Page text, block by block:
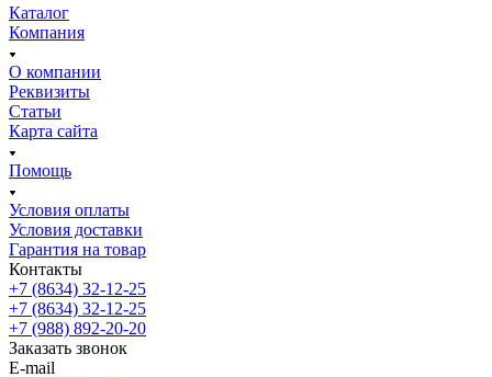
Каталог
Компания
О компании
Реквизиты
Статьи
Карта сайта
Помощь
Условия оплаты
Условия доставки
Гарантия на товар
Контакты
+7 (8634) 32-12-25
+7 (8634) 32-12-25
+7 (988) 892-20-20
Заказать звонок
E-mail